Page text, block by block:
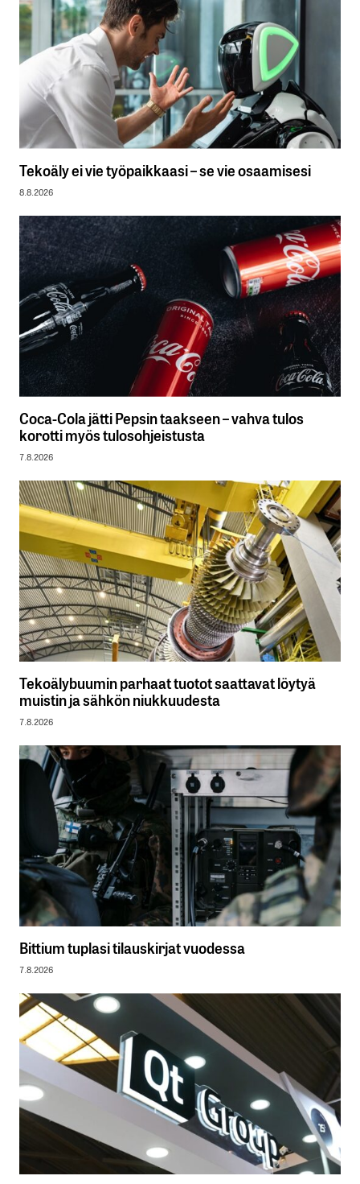
Tekoäly ei vie työpaikkaasi – se vie osaamisesi
8.8.2026
Coca-Cola jätti Pepsin taakseen – vahva tulos
korotti myös tulosohjeistusta
7.8.2026
Tekoälybuumin parhaat tuotot saattavat löytyä
muistin ja sähkön niukkuudesta
7.8.2026
Bittium tuplasi tilauskirjat vuodessa
7.8.2026